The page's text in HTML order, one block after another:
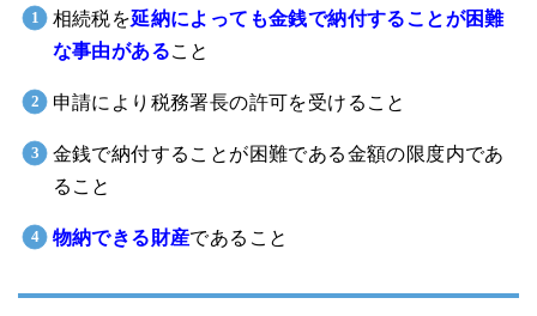
相続税を延納によっても金銭で納付することが困難
な事由があること
申請により税務署長の許可を受けること
金銭で納付することが困難である金額の限度内であ
ること
物納できる財産であること